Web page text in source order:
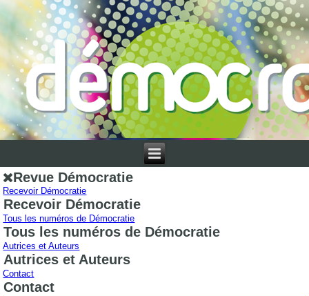
Revue Démocratie
Recevoir Démocratie
Recevoir Démocratie
Tous les numéros de Démocratie
Tous les numéros de Démocratie
Autrices et Auteurs
Autrices et Auteurs
Contact
Contact